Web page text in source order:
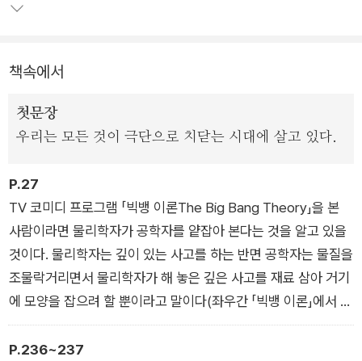
사회적, 정치적 난제들을 해결하는 데 일조할 수 있다고 말한다.
헤쳐 나갈 수 있는 자원과 역량이 없는 것도 아니다.
이 책은 우리에게 이런 문제들을 해결할 새로운 관점을 독창적이
두를 더 올바르게 이해할 수 있게 될 것이다.
책속에서
첫문장
우리는 모든 것이 극단으로 치닫는 시대에 살고 있다.
P.27
TV 코미디 프로그램 「빅뱅 이론The Big Bang Theory」을 본
사람이라면 물리학자가 공학자를 얕잡아 본다는 것을 알고 있을
것이다. 물리학자는 깊이 있는 사고를 하는 반면 공학자는 물질을
조물락거리면서 물리학자가 해 놓은 깊은 사고를 재료 삼아 거기
에 모양을 잡으려 할 뿐이라고 말이다(좌우간 「빅뱅 이론」에서 묘
사되는 바로는 그렇다). 경제학자를 조롱하는 TV 프로그램이 만
들어진다면 경제학자는 공학자보다도 몇 단계 더 아래일 것 같다.
P.236~237